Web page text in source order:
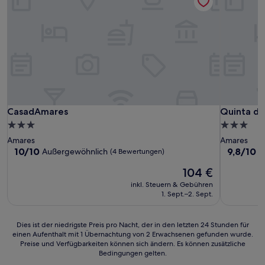
CasadAmares
CasadAmares
3.0-
Sterne-
Unterkunft
Amares
10.0
10/10 Außergewöhnlich (4 Bewertungen)
Der
Preis
beträgt
104 €
inkl. Steuern & Gebühren
1. Sept.–2. Sept.
Quinta
Quinta
3.0-
Sterne-
Amares
9.8
9,8/10
Dies
ist
Dies ist der niedrigste Preis pro Nacht, der in den letzten 24 Stunden für
einen Aufenthalt mit 1 Übernachtung von 2 Erwachsenen gefunden wurde.
Preise und Verfügbarkeiten können sich ändern. Es können zusätzliche
Bedingungen gelten.